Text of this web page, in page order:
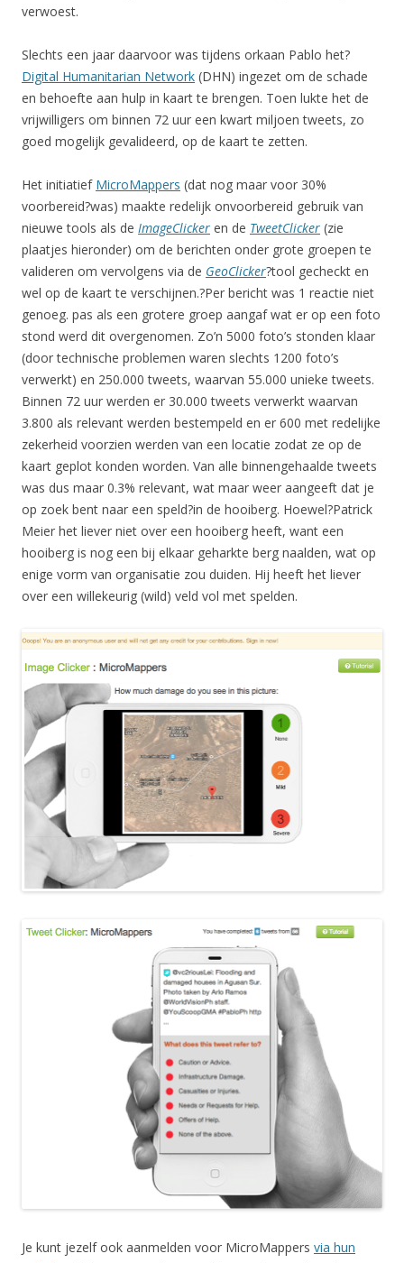
verwoest.
Slechts een jaar daarvoor was tijdens orkaan Pablo het?
Digital Humanitarian Network (DHN) ingezet om de schade
en behoefte aan hulp in kaart te brengen. Toen lukte het de
vrijwilligers om binnen 72 uur een kwart miljoen tweets, zo
goed mogelijk gevalideerd, op de kaart te zetten.
Het initiatief MicroMappers (dat nog maar voor 30%
voorbereid?was) maakte redelijk onvoorbereid gebruik van
nieuwe tools als de ImageClicker en de TweetClicker (zie
plaatjes hieronder) om de berichten onder grote groepen te
valideren om vervolgens via de GeoClicker?tool gecheckt en
wel op de kaart te verschijnen.?Per bericht was 1 reactie niet
genoeg. pas als een grotere groep aangaf wat er op een foto
stond werd dit overgenomen. Zo’n 5000 foto’s stonden klaar
(door technische problemen waren slechts 1200 foto’s
verwerkt) en 250.000 tweets, waarvan 55.000 unieke tweets.
Binnen 72 uur werden er 30.000 tweets verwerkt waarvan
3.800 als relevant werden bestempeld en er 600 met redelijke
zekerheid voorzien werden van een locatie zodat ze op de
kaart geplot konden worden. Van alle binnengehaalde tweets
was dus maar 0.3% relevant, wat maar weer aangeeft dat je
op zoek bent naar een speld?in de hooiberg. Hoewel?Patrick
Meier het liever niet over een hooiberg heeft, want een
hooiberg is nog een bij elkaar geharkte berg naalden, wat op
enige vorm van organisatie zou duiden. Hij heeft het liever
over een willekeurig (wild) veld vol met spelden.
Je kunt jezelf ook aanmelden voor MicroMappers via hun